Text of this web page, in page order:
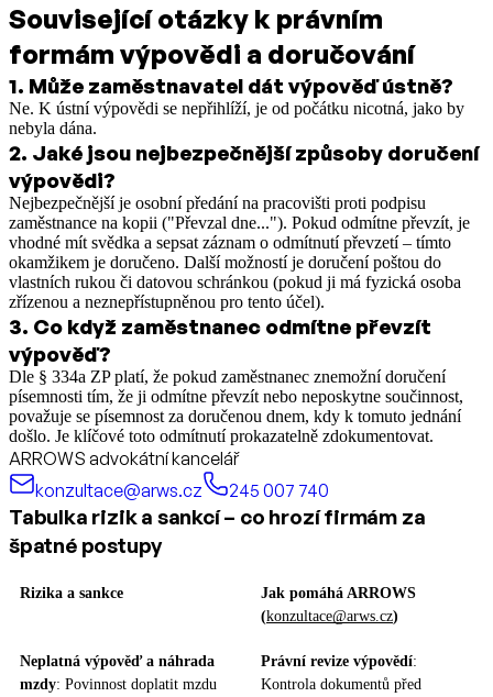
Související otázky k právním
formám výpovědi a doručování
1. Může zaměstnavatel dát výpověď ústně?
Ne. K ústní výpovědi se nepřihlíží, je od počátku nicotná, jako by
nebyla dána.
2. Jaké jsou nejbezpečnější způsoby doručení
výpovědi?
Nejbezpečnější je osobní předání na pracovišti proti podpisu
zaměstnance na kopii ("Převzal dne..."). Pokud odmítne převzít, je
vhodné mít svědka a sepsat záznam o odmítnutí převzetí – tímto
okamžikem je doručeno. Další možností je doručení poštou do
vlastních rukou či datovou schránkou (pokud ji má fyzická osoba
zřízenou a neznepřístupněnou pro tento účel).
3. Co když zaměstnanec odmítne převzít
výpověď?
Dle § 334a ZP platí, že pokud zaměstnanec znemožní doručení
písemnosti tím, že ji odmítne převzít nebo neposkytne součinnost,
považuje se písemnost za doručenou dnem, kdy k tomuto jednání
došlo. Je klíčové toto odmítnutí prokazatelně zdokumentovat.
ARROWS advokátní kancelář
konzultace@arws.cz
245 007 740
Tabulka rizik a sankcí – co hrozí firmám za
špatné postupy
Rizika a sankce
Jak pomáhá ARROWS
(konzultace@arws.cz)
Neplatná výpověď a náhrada
mzdy: Povinnost doplatit mzdu
Právní revize výpovědí:
Kontrola dokumentů před